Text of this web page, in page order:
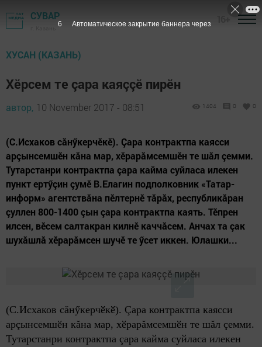
СУВАР
ХУСАН (КАЗАНЬ)
Хӗрсем те çара каяççӗ пирӗн
автор, 10 November 2017 - 08:51 1404 0 0
(С.Исхаков сăнӳкерчӗкӗ). Çара контрактпа каясси
арçынсемшӗн кăна мар, хӗрарăмсемшӗн те шăл çемми.
Тутарстанри контрактпа çара кайма суйласа илекен
пункт ертӳçин çумӗ В.Елагин подполковник «Татар-
информ» агентствăна пӗлтернӗ тăрăх, республикăран
çуллен 800-1400 çын çара контрактпа каять. Тӗпрен
илсен, вӗсем салтакран килнӗ каччăсем. Анчах та çак
шухăшлă хӗрарăмсен шучӗ те ӳсет иккен. Юлашки...
(С.Исхаков сăнӳкерчӗкӗ). Çара контрактпа каясси
арçынсемшӗн кăна мар, хӗрарăмсемшӗн те шăл çемми.
Тутарстанри контрактпа çара кайма суйласа илекен
6 Автоматическое закрытие баннера через